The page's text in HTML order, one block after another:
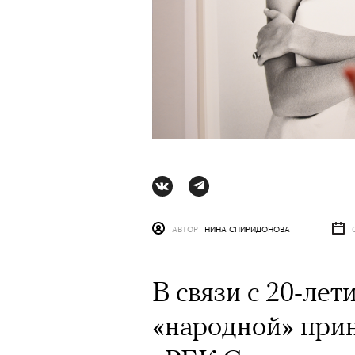
АВТОР НИНА СПИРИДОНОВА
В связи с 20-
«народной»
АВТОР ВАЛЕРИЯ ДАВЫДОВА-КАЛАШНИК